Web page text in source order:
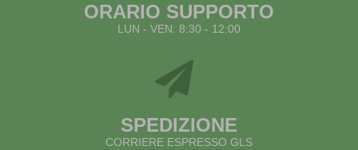
ORARIO SUPPORTO
LUN - VEN: 8:30 - 12:00
SPEDIZIONE
CORRIERE ESPRESSO GLS